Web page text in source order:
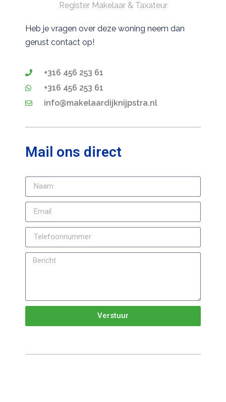
Register Makelaar & Taxateur
Heb je vragen over deze woning neem dan
gerust contact op!
+316 456 253 61
+316 456 253 61
info@makelaardijknijpstra.nl
Mail ons direct
Verstuur